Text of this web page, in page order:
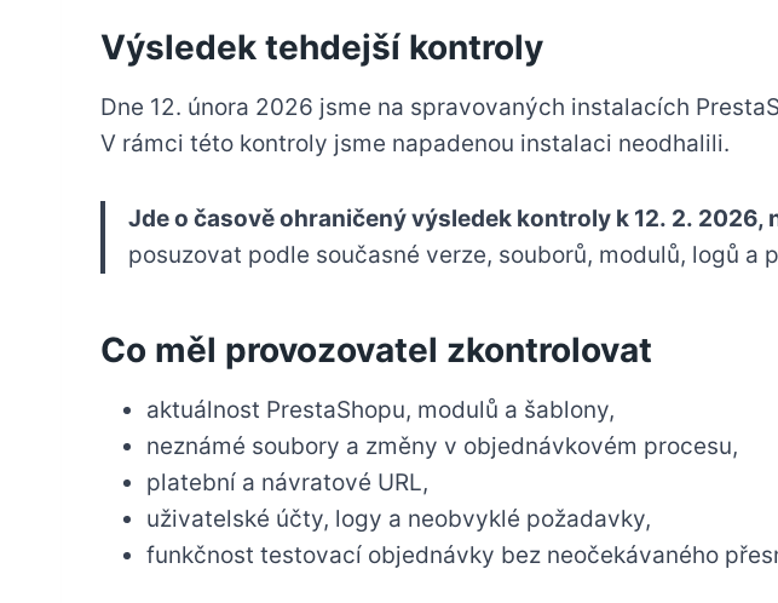
Výsledek tehdejší kontroly
Dne 12. února 2026 jsme na spravovaných instalacích
V rámci této kontroly jsme napadenou instalaci neodhalili.
Jde o časově ohraničený výsledek kontroly k 12. 2.
posuzovat podle současné verze, souborů, modulů, logů a
Co měl provozovatel zkontrolovat
aktuálnost PrestaShopu, modulů a šablony,
neznámé soubory a změny v objednávkovém procesu,
platební a návratové URL,
uživatelské účty, logy a neobvyklé požadavky,
funkčnost testovací objednávky bez neočekávaného